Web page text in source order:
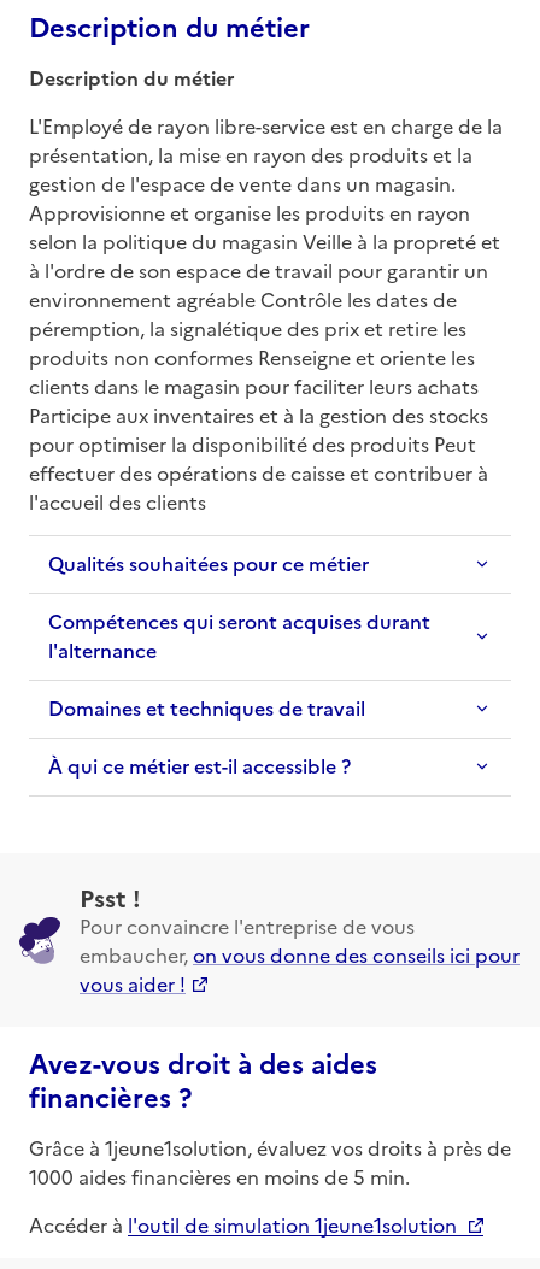
Description du métier
Description du métier
L'Employé de rayon libre-service est en charge de la
présentation, la mise en rayon des produits et la
gestion de l'espace de vente dans un magasin.
Approvisionne et organise les produits en rayon
selon la politique du magasin Veille à la propreté et
à l'ordre de son espace de travail pour garantir un
environnement agréable Contrôle les dates de
péremption, la signalétique des prix et retire les
produits non conformes Renseigne et oriente les
clients dans le magasin pour faciliter leurs achats
Participe aux inventaires et à la gestion des stocks
pour optimiser la disponibilité des produits Peut
effectuer des opérations de caisse et contribuer à
l'accueil des clients
Qualités souhaitées pour ce métier
Compétences qui seront acquises durant
l'alternance
Domaines et techniques de travail
À qui ce métier est-il accessible ?
Psst !
Pour convaincre l'entreprise de vous
embaucher,on vous donne des conseils ici pour
vous aider !
Avez-vous droit à des aides
financières ?
Grâce à 1jeune1solution, évaluez vos droits à près de
1000 aides financières en moins de 5 min.
Accéder à l'outil de simulation 1jeune1solution